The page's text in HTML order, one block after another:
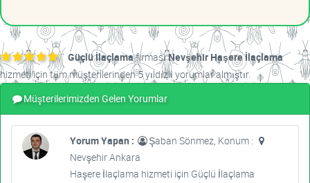
Güçlü İlaçlamafirmasıNevşehir Haşere İlaçlama
hizmeti için tüm müşterilerinden 5 yıldızlı yorumlar almıştır.
Müşterilerimizden Gelen Yorumlar
Yorum Yapan :
Şaban Sönmez, Konum :
Nevşehir Ankara
Haşere İlaçlama hizmeti için Güçlü İlaçlama